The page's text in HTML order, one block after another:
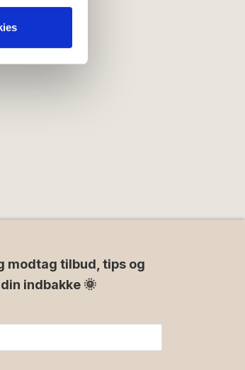
medier,
modtag tilbud, tips og
indbakke 🌞